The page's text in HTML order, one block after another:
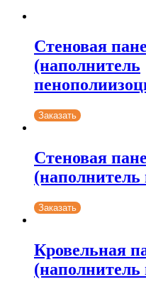
Стеновая
(наполнитель
Заказать
Стеновая
(наполнитель
Заказать
Кровельная
(наполнитель